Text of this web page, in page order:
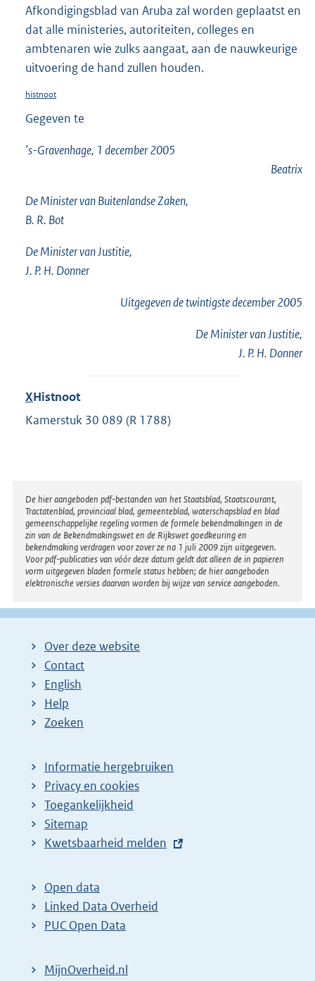
Afkondigingsblad van Aruba zal worden geplaatst en
dat alle ministeries, autoriteiten, colleges en
ambtenaren wie zulks aangaat, aan de nauwkeurige
uitvoering de hand zullen houden.
histnoot
Gegeven te
’s-Gravenhage, 1 december 2005
Beatrix
De Minister van Buitenlandse Zaken,
B. R. Bot
De Minister van Justitie,
J. P. H. Donner
Uitgegeven detwintigstedecember 2005
De Minister van Justitie,
J. P. H. Donner
XHistnoot
Kamerstuk 30 089 (R 1788)
Disclaimer
De hier aangeboden pdf-bestanden van het Staatsblad, Staatscourant,
Tractatenblad, provinciaal blad, gemeenteblad, waterschapsblad en blad
gemeenschappelijke regeling vormen de formele bekendmakingen in de
zin van de Bekendmakingswet en de Rijkswet goedkeuring en
bekendmaking verdragen voor zover ze na 1 juli 2009 zijn uitgegeven.
Voor pdf-publicaties van vóór deze datum geldt dat alleen de in papieren
vorm uitgegeven bladen formele status hebben; de hier aangeboden
elektronische versies daarvan worden bij wijze van service aangeboden.
Over deze website
Contact
English
Help
Zoeken
Informatie hergebruiken
Privacy en cookies
Toegankelijkheid
Sitemap
E
t
e
r
l
Kwetsbaarheid melden
Open data
Linked Data Overheid
PUC Open Data
MijnOverheid.nl